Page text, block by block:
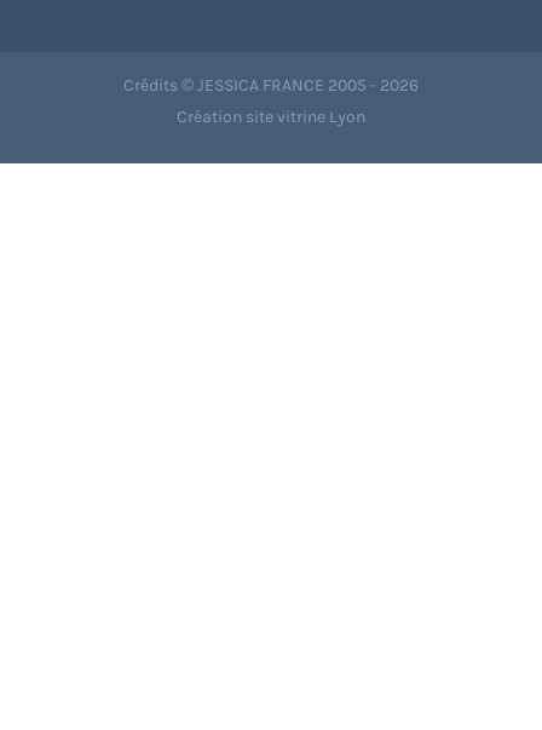
Crédits © JESSICA FRANCE 2005 - 2026
Création site vitrine Lyon